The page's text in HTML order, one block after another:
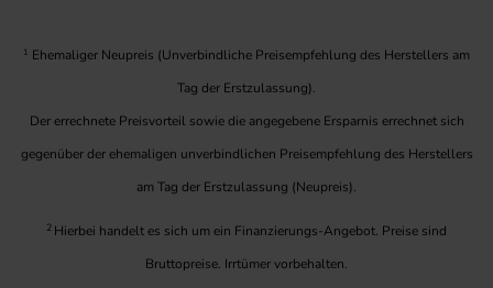
1 Ehemaliger Neupreis (Unverbindliche Preisempfehlung des Herstellers am
Tag der Erstzulassung).
Der errechnete Preisvorteil sowie die angegebene Ersparnis errechnet sich
gegenüber der ehemaligen unverbindlichen Preisempfehlung des Herstellers
am Tag der Erstzulassung (Neupreis).
2 Hierbei handelt es sich um ein Finanzierungs-Angebot. Preise sind
Bruttopreise. Irrtümer vorbehalten.